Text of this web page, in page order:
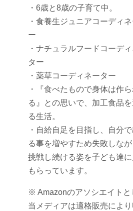
・6歳と8歳の子育て中。
・食養生ジュニアコーディネ
ー
・ナチュラルフードコーデ
ター
・薬草コーディネーター
・『食べたもので身体は作
る』との思いで、加工食品
る生活。
・自給自足を目指し、自分
る事を増やすため失敗しなが
挑戦し続ける姿を子ども達に
もらっています。
※ Amazonのアソシエイトと
当メディアは適格販売により